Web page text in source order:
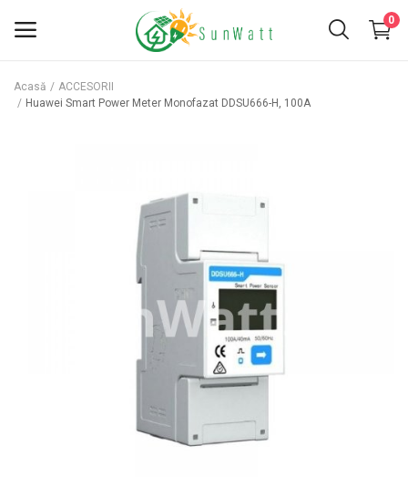
0
INVERTOARE
Acasă
ACCESORII
Huawei Smart Power Meter Monofazat DDSU666-H, 100A